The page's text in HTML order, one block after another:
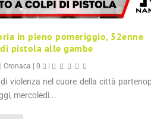
in pieno pomeriggio, 52enne
pistola alle gambe
Cronaca 0
violenza nel cuore della città
mercoledì...